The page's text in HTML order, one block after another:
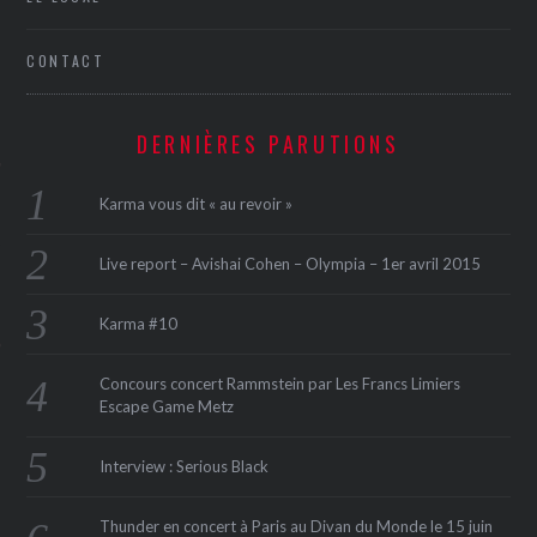
CONTACT
DERNIÈRES PARUTIONS
Karma vous dit « au revoir »
Live report – Avishai Cohen – Olympia – 1er avril 2015
Karma #10
Concours concert Rammstein par Les Francs Limiers
Escape Game Metz
Interview : Serious Black
Thunder en concert à Paris au Divan du Monde le 15 juin